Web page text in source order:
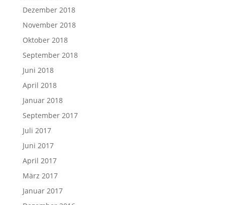
Dezember 2018
November 2018
Oktober 2018
September 2018
Juni 2018
April 2018
Januar 2018
September 2017
Juli 2017
Juni 2017
April 2017
März 2017
Januar 2017